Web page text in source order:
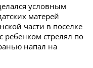
условным
матерей
части в поселке
ребенком стрелял по
напал на